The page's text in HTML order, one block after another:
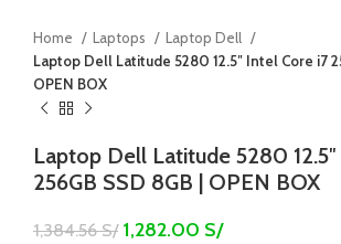
Home Laptops
Laptop Dell
Laptop Dell Latitude 5280 12.5″ Intel Core i7
OPEN BOX
Laptop Dell Latitude 5280
256GB SSD 8GB | OPEN BOX
1,384.56S/ 1,282.00 S/